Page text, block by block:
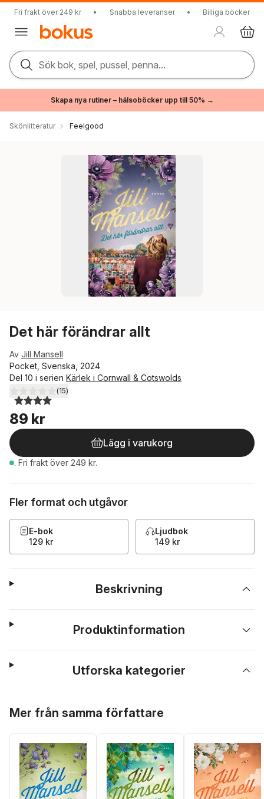
Fri frakt över 249 kr • Snabba leveranser • Billiga böcker
Sök bok, spel, pussel, penna...
Skapa nya rutiner – hälsoböcker upp till 50% →
Skönlitteratur Feelgood
Det här förändrar allt
Av Jill Mansell
Pocket, Svenska, 2024
Del 10 i serien Kärlek i Cornwall & Cotswolds
4,0utav 5 stjärnor. Totalt antal röster:
(15)
89 kr
Lägg i varukorg
. Fri frakt över 249 kr.
Fler format och utgåvor
E-bok
129 kr
Ljudbok
149 kr
Beskrivning
Produktinformation
Utforska kategorier
Mer från samma författare